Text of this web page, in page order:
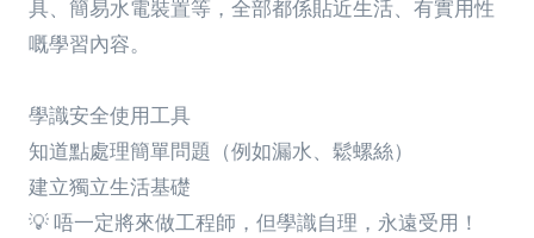
具、簡易水電裝置等，全部都係貼近生活、有實用性
嘅學習內容。
學識安全使用工具
知道點處理簡單問題（例如漏水、鬆螺絲）
建立獨立生活基礎
💡 唔一定將來做工程師，但學識自理，永遠受用！